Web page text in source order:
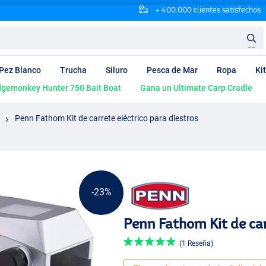
+ 400.000 clientes satisfechos
en
Pez Blanco Trucha Siluro Pesca de Mar Ropa
Hunter 750 Bait Boat Gana un Ultimate Carp Cradle
Penn Fathom Kit de carrete eléctrico para diestros
-23%
Penn Fathom Kit de
(1 Reseña)